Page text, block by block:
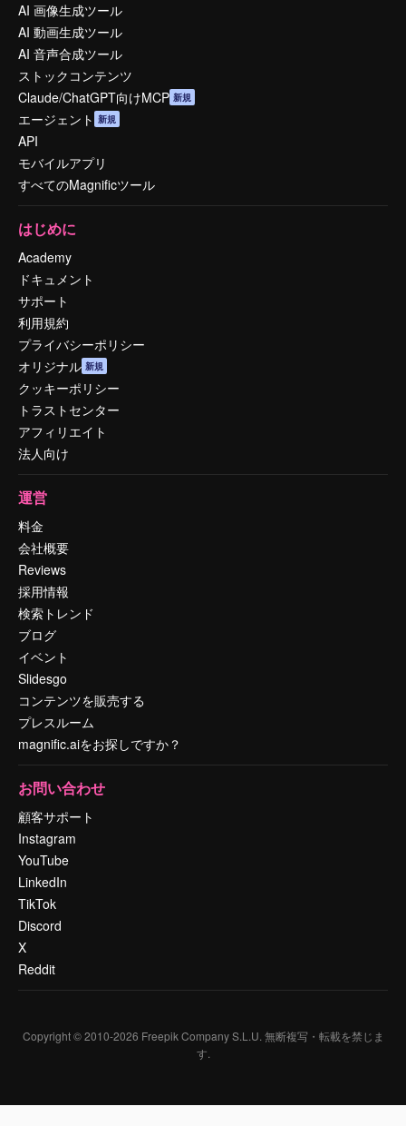
AI 画像生成ツール
AI 動画生成ツール
AI 音声合成ツール
ストックコンテンツ
Claude/ChatGPT向けMCP 新規
エージェント 新規
API
モバイルアプリ
すべてのMagnificツール
はじめに
Academy
ドキュメント
サポート
利用規約
プライバシーポリシー
オリジナル 新規
クッキーポリシー
トラストセンター
アフィリエイト
法人向け
運営
料金
会社概要
Reviews
採用情報
検索トレンド
ブログ
イベント
Slidesgo
コンテンツを販売する
プレスルーム
magnific.aiをお探しですか？
お問い合わせ
顧客サポート
Instagram
YouTube
LinkedIn
TikTok
Discord
X
Reddit
Copyright © 2010-2026 Freepik Company S.L.U. 無断複写・転載を禁じま
す.